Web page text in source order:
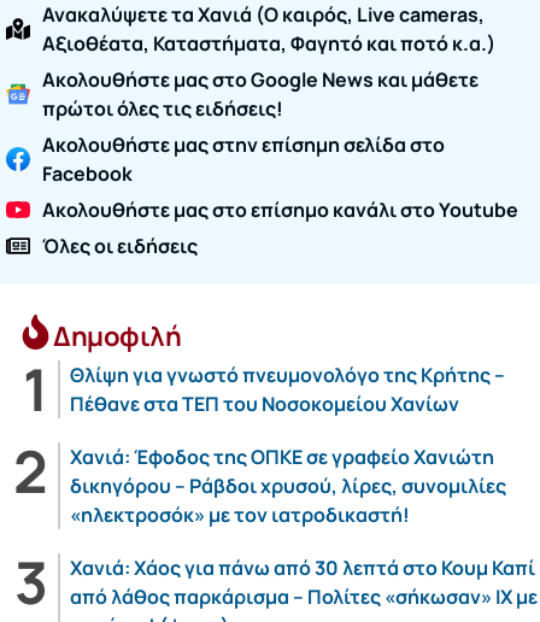
Ανακαλύψετε τα Χανιά (O καιρός, Live cameras,
Αξιοθέατα, Καταστήματα, Φαγητό και ποτό κ.α.)
Ακολουθήστε μας στο Google News και μάθετε
πρώτοι όλες τις ειδήσεις!
Ακολουθήστε μας στην επίσημη σελίδα στο
Facebook
Ακολουθήστε μας στο επίσημο κανάλι στο Youtube
Όλες οι ειδήσεις
Δημοφιλή
Θλίψη για γνωστό πνευμονολόγο της Κρήτης –
Πέθανε στα ΤΕΠ του Νοσοκομείου Χανίων
Χανιά: Έφοδος της ΟΠΚΕ σε γραφείο Χανιώτη
δικηγόρου – Ράβδοι χρυσού, λίρες, συνομιλίες
«ηλεκτροσόκ» με τον ιατροδικαστή!
Χανιά: Χάος για πάνω από 30 λεπτά στο Κουμ Καπί
από λάθος παρκάρισμα – Πολίτες «σήκωσαν» ΙΧ με